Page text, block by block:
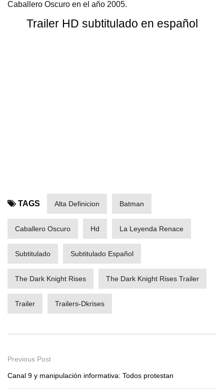
Caballero Oscuro en el año 2005.
Trailer HD subtitulado en español
TAGS Alta Definicion Batman
Caballero Oscuro Hd La Leyenda Renace
Subtitulado Subtitulado Español
The Dark Knight Rises The Dark Knight Rises Trailer
Trailer Trailers-Dkrises
Previous Post
Canal 9 y manipulación informativa: Todos protestan